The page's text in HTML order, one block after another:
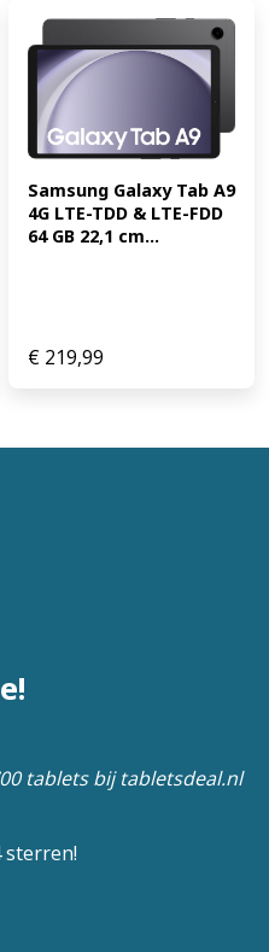
Samsung Galaxy Tab A9
4G LTE-TDD & LTE-FDD
64 GB 22,1 cm...
€ 219,99
tablets bij tabletsdeal.nl
sterren!